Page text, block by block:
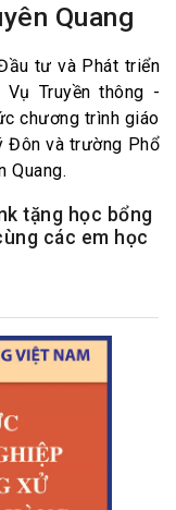
Quang
tư và Phát triển
Truyền thông -
chương trình giáo
Đôn và trường Phổ
Quang.
tặng học bổng
các em học